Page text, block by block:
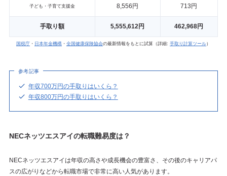
子ども・子育て支援金 8,556円 713円
手取り額 5,555,612円 462,968円
国税庁 ・ 日本年金機構 ・ 全国健康保険協会の最新情報をもとに試算（詳細: 手取り計算ツール）
参考記事
年収700万円の手取りはいくら？
年収800万円の手取りはいくら？
NECネッツエスアイの転職難易度は？
NECネッツエスアイは年収の高さや成長機会の豊富さ、その後のキャリアパ
スの広がりなどから転職市場で非常に高い人気があります。